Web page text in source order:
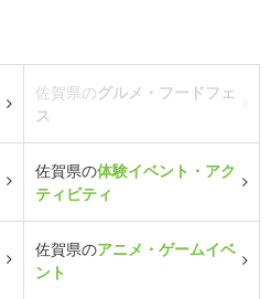
佐賀県のグルメ・フードフェ
ス
佐賀県の体験イベント・アク
ティビティ
佐賀県のアニメ・ゲームイベ
ント